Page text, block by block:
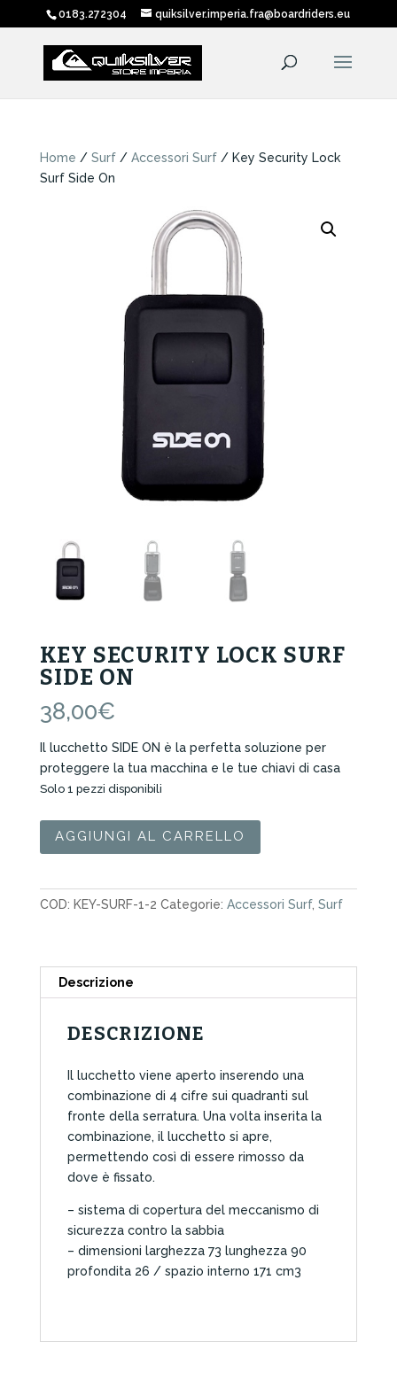
0183.272304 quiksilver.imperia.fra@boardriders.eu
Home / Surf/ Accessori Surf/ Key Security Lock
Surf Side On
KEY SECURITY LOCK SURF
SIDE ON
38,00€
Il lucchetto SIDE ON è la perfetta soluzione per
proteggere la tua macchina e le tue chiavi di casa
Solo 1 pezzi disponibili
Key
Security
Surf
Side
AGGIUNGI AL CARRELLO
COD: KEY-SURF-1-2 Categorie: Accessori Surf, Surf
Descrizione
DESCRIZIONE
Il lucchetto viene aperto inserendo una
combinazione di 4 cifre sui quadranti sul
fronte della serratura. Una volta inserita la
combinazione, il lucchetto si apre,
permettendo così di essere rimosso da
dove è fissato.
– sistema di copertura del meccanismo di
sicurezza contro la sabbia
– dimensioni larghezza 73 lunghezza 90
profondita 26 / spazio interno 171 cm3